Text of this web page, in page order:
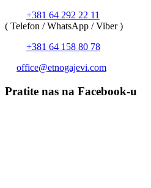
+381 64 292 22 11
( Telefon / WhatsApp / Viber )
+381 64 158 80 78
office@etnogajevi.com
Pratite nas na Facebook-u